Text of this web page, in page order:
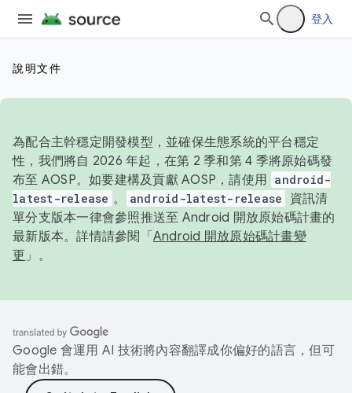
登入
說明文件
為配合主幹穩定開發模型，並確保生態系統的平台穩定
性，我們將自 2026 年起，在第 2 季和第 4 季將原始碼發
布至 AOSP。如要建構及貢獻 AOSP，請使用 android-
latest-release 。 android-latest-release
資訊清
單分支版本一律會參照推送至 Android 開放原始碼計畫的
最新版本。詳情請參閱「 Android 開放原始碼計畫變
更 」。
Google 會運用 AI 技術將內容翻譯成你偏好的語言，但可
能會出錯。